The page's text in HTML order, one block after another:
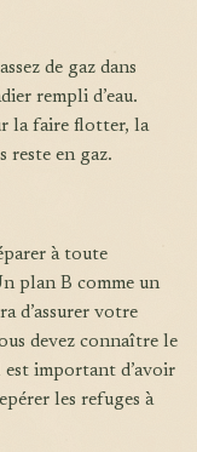
rempli d’eau.
la faire flotter, la
reste en gaz.
plan B comme un
d’assurer votre
devez connaître le
important d’avoir
les refuges à